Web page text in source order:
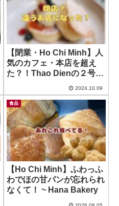
【閉業・Ho Chi Minh】人
気のカフェ・本店を超え
た？！Thao Dienの２号店
2024.10.09
食品
【Ho Chi Minh】ふわっふ
わでほの甘パンが忘れられ
なくて！ ~ Hana Bakery